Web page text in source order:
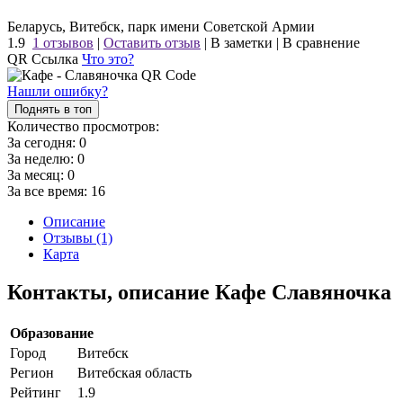
Беларусь, Витебск, парк имени Советской Армии
1.9 1 отзывов | Оставить отзыв | В заметки | В сравнение
QR Ссылка Что это?
Нашли ошибку?
Поднять в топ
Количество просмотров:
За сегодня: 0
За неделю: 0
За месяц: 0
За все время: 16
Описание
Отзывы (1)
Карта
Контакты, описание Кафе Славяночка
Образование
Город
Витебск
Регион
Витебская область
Рейтинг
1.9